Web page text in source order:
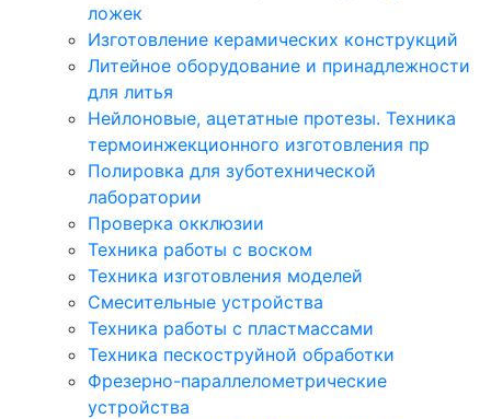
ложек
Изготовление керамических конструкций
Литейное оборудование и принадлежности
для литья
Нейлоновые, ацетатные протезы. Техника
термоинжекционного изготовления пр
Полировка для зуботехнической
лаборатории
Проверка окклюзии
Техника работы с воском
Техника изготовления моделей
Смесительные устройства
Техника работы с пластмассами
Техника пескоструйной обработки
Фрезерно-параллелометрические
устройства